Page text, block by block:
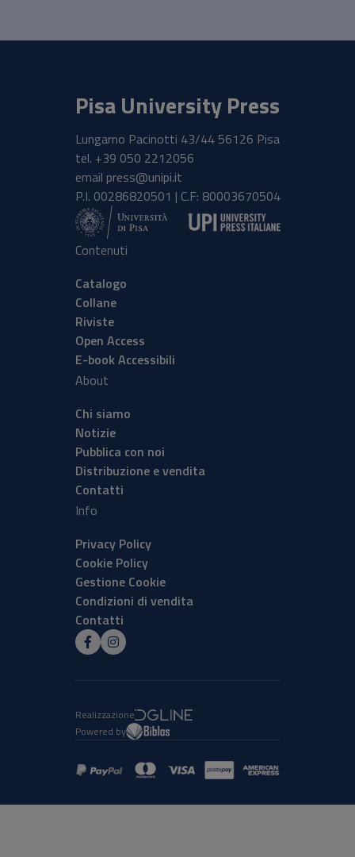
Pisa University Press
Lungarno Pacinotti 43/44 56126 Pisa
tel. +39 050 2212056
email press@unipi.it
P.I. 00286820501 | C.F: 80003670504
Contenuti
Catalogo
Collane
Riviste
Open Access
E-book Accessibili
About
Chi siamo
Notizie
Pubblica con noi
Distribuzione e vendita
Contatti
Info
Privacy Policy
Cookie Policy
Gestione Cookie
Condizioni di vendita
Contatti
Realizzazione
Powered by